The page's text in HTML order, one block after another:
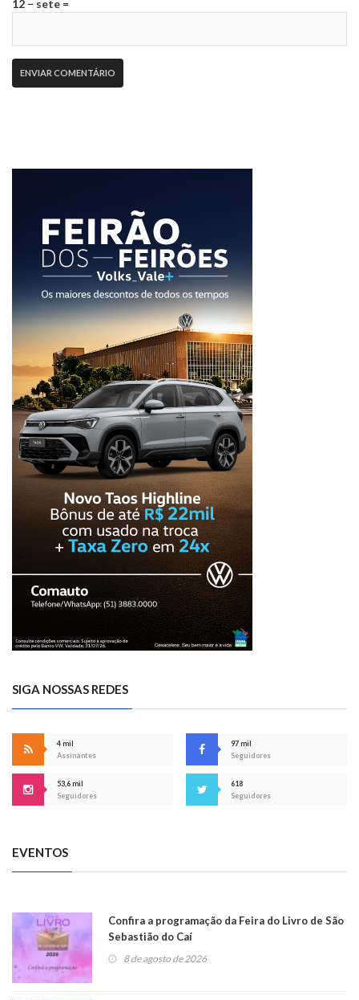
12 − sete =
SIGA NOSSAS REDES
4 mil
Assinantes
97 mil
Seguidores
53,6 mil
Seguidores
618
Seguidores
EVENTOS
Confira a programação da Feira do Livro de São
Sebastião do Caí
8 de agosto de 2026